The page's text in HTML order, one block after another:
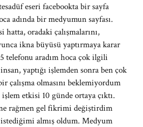
eseri facebookta bir sayfa
adında bir medyumun sayfası.
oradaki çalışmalarını,
ikna büyüsü yaptırmaya karar
telefonu aradım hoca çok ilgili
yaptığı işlemden sonra ben çok
çalışma olmasını beklemiyordum
etkisi 10 günde ortaya çıktı.
rağmen gel fikrimi değiştirdim
almış oldum. Medyum